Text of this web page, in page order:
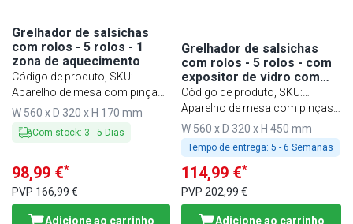
Grelhador de salsichas
com rolos - 5 rolos - 1
zona de aquecimento
Código de produto, SKU:
HDGJ5N
Aparelho de mesa com pinças
de servir - 50~200°C
W 560 x D 320 x H 170 mm
Com stock: 3 - 5 Dias
98,99 €*
PVP 166,99 €
Adicione ao carrinho
Grelhador de salsichas
com rolos - 5 rolos - com
expositor de vidro com
prateleira - 1 zona de
aquecimento
Código de produto, SKU:
HDGJ5N#GHDGJ5N
Aparelho de mesa com pinças
de servir
W 560 x D 320 x H 450 mm
Tempo de entrega: 5 - 6 Semanas
114,99 €*
PVP202,99 €
Adicione ao carrinho